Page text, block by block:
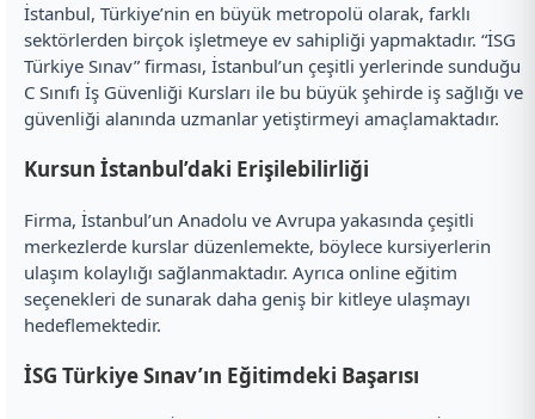
İstanbul, Türkiye’nin en büyük metropolü olarak, farklı
sektörlerden birçok işletmeye ev sahipliği yapmaktadır. “İSG
Türkiye Sınav” firması, İstanbul’un çeşitli yerlerinde sunduğu
C Sınıfı İş Güvenliği Kursları ile bu büyük şehirde iş sağlığı ve
güvenliği alanında uzmanlar yetiştirmeyi amaçlamaktadır.
Kursun İstanbul’daki Erişilebilirliği
Firma, İstanbul’un Anadolu ve Avrupa yakasında çeşitli
merkezlerde kurslar düzenlemekte, böylece kursiyerlerin
ulaşım kolaylığı sağlanmaktadır. Ayrıca online eğitim
seçenekleri de sunarak daha geniş bir kitleye ulaşmayı
hedeflemektedir.
İSG Türkiye Sınav’ın Eğitimdeki Başarısı